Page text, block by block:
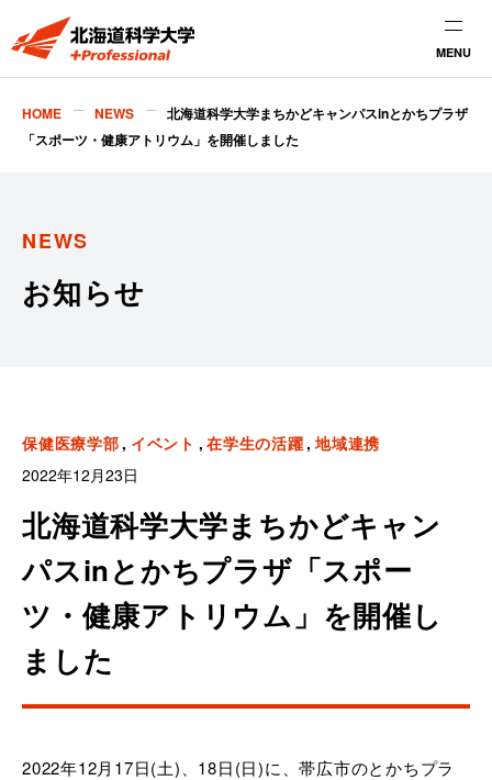
MENU
HOME NEWS
北海道科学大学まちかどキャンパスinとかちプラザ
「スポーツ・健康アトリウム」を開催しました
NEWS
お知らせ
保健医療学部 イベント 在学生の活躍 地域連携
2022年12月23日
北海道科学大学まちかどキャン
パスinとかちプラザ「スポー
ツ・健康アトリウム」を開催し
ました
2022年12月17日(土)、18日(日)に、帯広市のとかちプラ